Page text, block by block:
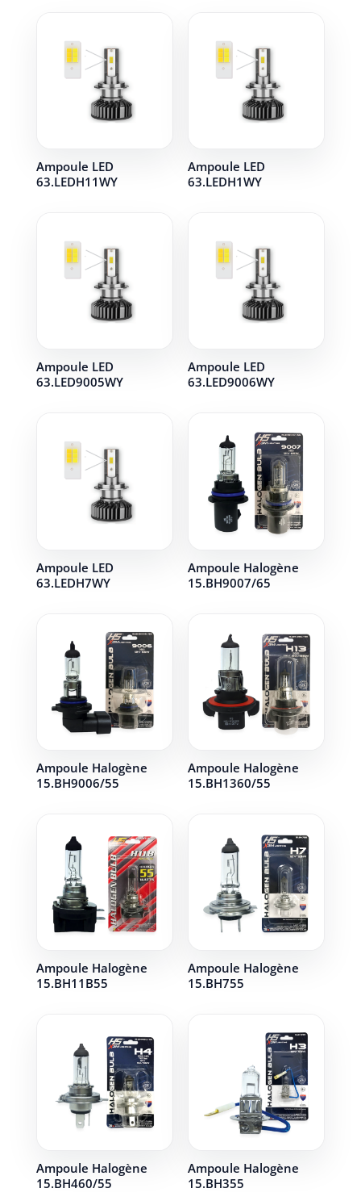
Ampoule LED
63.LEDH11WY
Ampoule LED
63.LEDH1WY
Ampoule LED
63.LED9005WY
Ampoule LED
63.LED9006WY
Ampoule LED
63.LEDH7WY
Ampoule Halogène
15.BH9007/65
Ampoule Halogène
15.BH9006/55
Ampoule Halogène
15.BH1360/55
Ampoule Halogène
15.BH11B55
Ampoule Halogène
15.BH755
Ampoule Halogène
15.BH460/55
Ampoule Halogène
15.BH355